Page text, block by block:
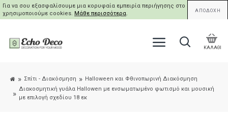
Για να σου εξασφαλίσουμε μια κορυφαία εμπειρία περιήγησης στο site μας,
χρησιμοποιούμε cookies. Μάθε περισσότερα. ΑΠΟΔΟΧΗ
ΚΑΛΑΘΙ
Σπίτι - Διακόσμηση
Halloween και Φθινοπωρινή Διακόσμηση
Διακοσμητική γυάλα Hallowen με ενσωματωμένο φωτισμό και μουσική
με επιλογή σχεδίου 18 εκ